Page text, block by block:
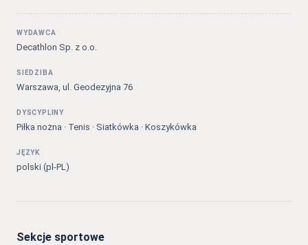
WYDAWCA
Decathlon Sp. z o.o.
SIEDZIBA
Warszawa, ul. Geodezyjna 76
DYSCYPLINY
Piłka nożna · Tenis · Siatkówka · Koszykówka
JĘZYK
polski (pl-PL)
Sekcje sportowe